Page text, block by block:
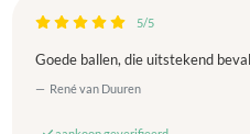
5/5
Goede ballen, die uitstekend
René van Duuren